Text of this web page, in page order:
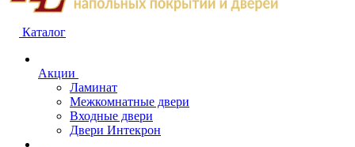
Каталог
Акции
Ламинат
Межкомнатные двери
Входные двери
Двери Интекрон